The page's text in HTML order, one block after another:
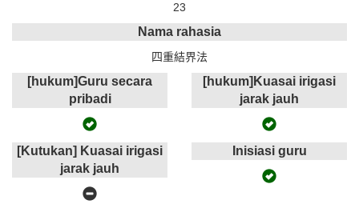
23
Nama rahasia
四重結界法
[hukum]Guru secara
pribadi
[hukum]Kuasai irigasi
jarak jauh
[Kutukan] Kuasai irigasi
jarak jauh
Inisiasi guru